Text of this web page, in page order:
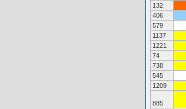
132
406
579
1137
1221
74
738
545
1209
885